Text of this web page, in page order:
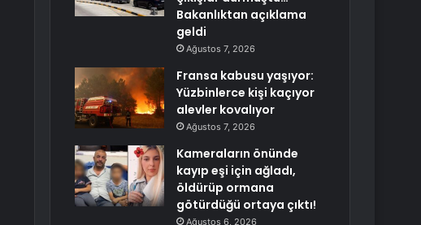
Bakanlıktan açıklama
geldi
Ağustos 7, 2026
Fransa kabusu yaşıyor:
Yüzbinlerce kişi kaçıyor
alevler kovalıyor
Ağustos 7, 2026
Kameraların önünde
kayıp eşi için ağladı,
öldürüp ormana
götürdüğü ortaya çıktı!
Ağustos 6, 2026